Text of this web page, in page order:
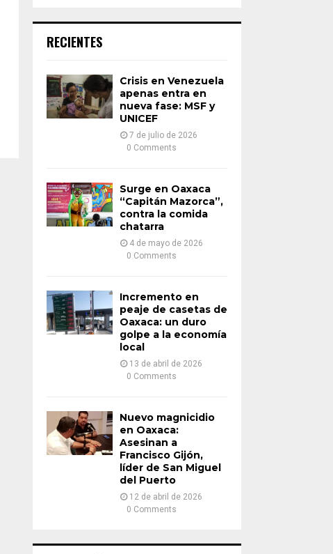
h
o
:
RECIENTES
Crisis en Venezuela
apenas entra en
nueva fase: MSF y
UNICEF
7 de julio de 2026
0 Comments
Surge en Oaxaca
“Capitán Mazorca”,
contra la comida
chatarra
4 de mayo de 2026
0 Comments
Incremento en
peaje de casetas de
Oaxaca: un duro
golpe a la economía
local
13 de abril de 2026
0 Comments
Nuevo magnicidio
en Oaxaca:
Asesinan a
Francisco Gijón,
líder de San Miguel
del Puerto
12 de abril de 2026
0 Comments